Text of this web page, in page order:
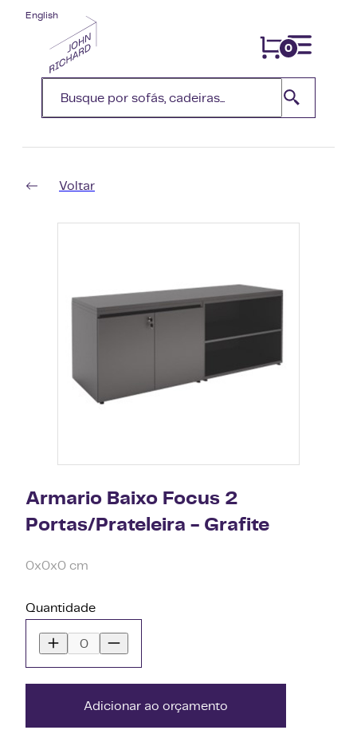
0
English
Voltar
Armario Baixo Focus 2
Portas/Prateleira - Grafite
0x0x0 cm
Quantidade
Adicionar ao orçamento